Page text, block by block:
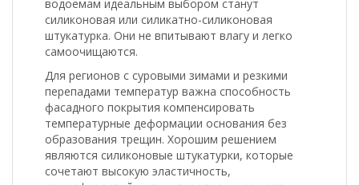
водоемам идеальным выбором станут
силиконовая или силикатно-силиконовая
штукатурка. Они не впитывают влагу и легко
самоочищаются.
Для регионов с суровыми зимами и резкими
перепадами температур важна способность
фасадного покрытия компенсировать
температурные деформации основания без
образования трещин. Хорошим решением
являются силиконовые штукатурки, которые
сочетают высокую эластичность,